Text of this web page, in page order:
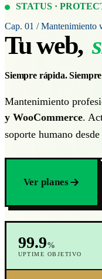
STATUS ·
Cap. 01 / Mantenimiento
Tu web,
Siempre rápida.
Mantenimiento
y WooCommerce.
soporte humano desde
Ver planes
99.9%
UPTIME OBJETIVO